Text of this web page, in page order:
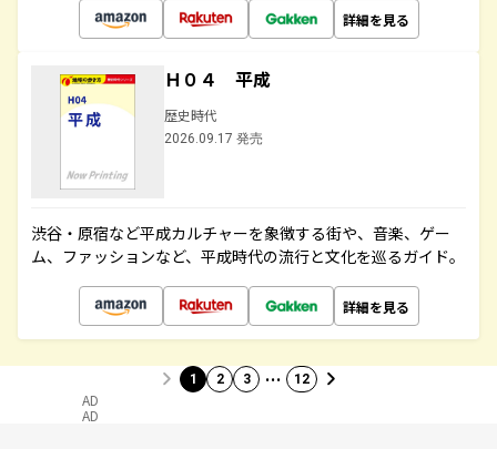
詳細を見る
Ｈ０４ 平成
歴史時代
2026.09.17 発売
渋谷・原宿など平成カルチャーを象徴する街や、音楽、ゲー
ム、ファッションなど、平成時代の流行と文化を巡るガイド。
詳細を見る
1 2 3 … 12
AD
AD